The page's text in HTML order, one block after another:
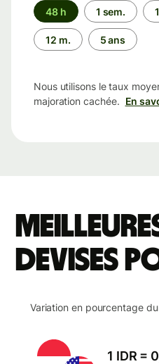
Période
48 h 1 sem.
12 m. 5 ans
Nous utilisons le taux
majoration cachée. En
devises
Variation en pourcentage
1 IDR =